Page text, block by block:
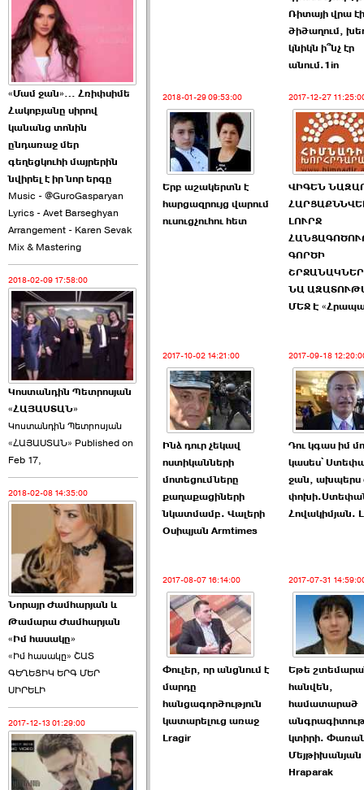
2026-06-10 22:55:00
Ուշքի չենք գալիս այն
խայտառակ ›››
2026-06-09 15:05:00
Ծառուկյանի փեսան
վնասել է ›››
2026-06-09 07:11:00
Այս ընդդիմությունը
կվերցնի ›››
2026-06-09 00:41:00
Որպես ընդդիմադիր
ընտրող՝ ›››
«Մամ ջան»… Հռիփսիմե
Հակոբյանը սիրով
կանանց տոնին
ընդառաջ մեր
գեղեցկուհի մայրերին
նվիրել է իր նոր երգը
Music - @GuroGasparyan
Lyrics - Avet Barseghyan
Arrangement - Karen Sevak
Mix & Mastering
2018-02-09 17:58:00
Կոստանդին Պետրոսյան
«ՀԱՅԱՍՏԱՆ»
Կոստանդին Պետրոսյան
«ՀԱՅԱՍՏԱՆ» Published on
Feb 17,
2018-02-08 14:35:00
Նորայր Ժամհարյան և
Թամարա Ժամհարյան
«Իմ հասակը»
«Իմ հասակը» ՇԱՏ
ԳԵՂԵՑԻԿ ԵՐԳ ՄԵՐ
ՍԻՐԵԼԻ
2017-12-13 01:29:00
Ռիտայի վրա
ծիծաղում,
կնիկն ի՞նչ էր
անում.1in
2018-01-29 09:53:00
Երբ աշակերտն է
հարցազրույց վարում
ուսուցչուհու հետ
2017-12-27
ՎԻԳԵՆ
ԼՈՒՐՋ
ԳՈՐԾԻ
ՆԱ
ՄԵՋ Է
2017-10-02 14:21:00
Ինձ դուր չեկավ
ոստիկանների
մոտեցումները
քաղաքացիների
նկատմամբ. Վալերի
Օսիպյան Armtimes
2017-09-18
Դու կգաս իմ
կասես՝
ջան, ախպերս
Հովակիմյան.
2017-08-07 16:14:00
Փուլեր, որ անցնում է
մարդը
հանցագործություն
կատարելուց առաջ
Lragir
2017-07-31
Եթե
հանվեն,
համատարած
կտիրի.
Մեյթիխանյան
Hraparak